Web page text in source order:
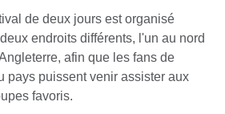
de deux jours est organisé
endroits différents, l'un au nord
afin que les fans de
pays puissent venir assister aux
favoris.